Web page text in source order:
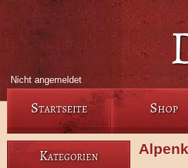
Nicht angemeldet
Startseite Shop
Kategorien